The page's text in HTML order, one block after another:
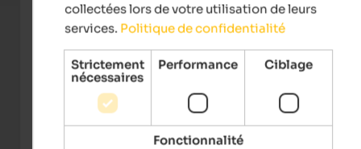
collectées lors de votre utilisation de leurs
services. Politique de confidentialité
Strictement
nécessaires
Performance Ciblage
Fonctionnalité